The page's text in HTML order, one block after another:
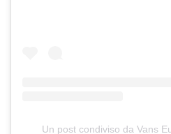
Un post condiviso da Vans